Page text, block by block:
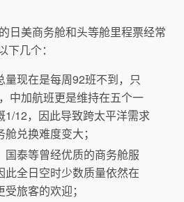
日美商务舱和头等舱里程票经常
几个：
量现在是每周92班不到，只
中加航班更是维持在五个一
1/12，因此导致跨太平洋需求
兑换难度变大；
国泰等曾经优质的商务舱服
此全日空时少数质量依然在
旅客的欢迎；